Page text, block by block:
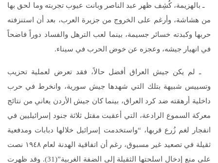
ـ بالهزيمة، كُشِف ظهر عبد الناصر وبانت عيوب تجربته وما لحق بها
من هشاشة، وأرغم على الخروج من جزيرة العرب، بعد أن استنزفته
حربها وكبدته خسائر جسيمة، بينما لعب الترهل والفساد دوراً فاضحاً
في انهيار جيشه، وعجزه عن خوض الحرب في سيناء.
ـ لم يكن جيش العراق أفضل حالاً، فقد تعرض لعملية تحزيب
وتسييس شبيهة بتلك التي شهدها جيش سورية، وانخرط في حرب
داخلية أرهقته ضد كرد العراق، بينما كان جيش الأردن يعاني من نتائج
معركة السموع الرادعة، التي أعقبت مقتل ثلاثة جنود إسرائيليين في
انفجار لغم زُرع قربها، “واستخدمت إسرائيل خلالها دبابات ومدفعية
ثقيلة في تصعيد غير مسبوق، رغم أن اتفاقية الهدنة لعام ١٩٤٨ نصت
على منع إدخال اسلحتها الثقيلة إلى الضفة الغربية”(31). وقد ظهرت